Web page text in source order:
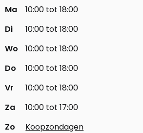
Ma
10:00 tot 18:00
Di
10:00 tot 18:00
Wo
10:00 tot 18:00
Do
10:00 tot 18:00
Vr
10:00 tot 18:00
Za
10:00 tot 17:00
Zo
Koopzondagen